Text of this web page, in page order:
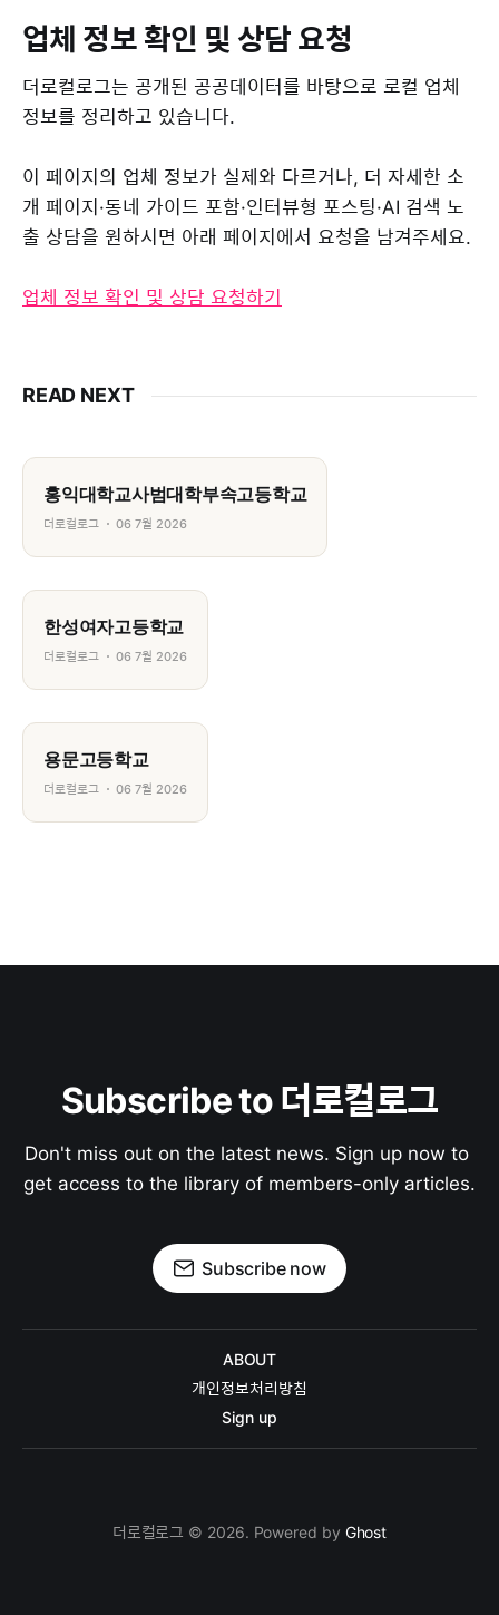
업체 정보 확인 및 상담 요청
더로컬로그는 공개된 공공데이터를 바탕으로 로컬 업체
정보를 정리하고 있습니다.
이 페이지의 업체 정보가 실제와 다르거나, 더 자세한 소
개 페이지·동네 가이드 포함·인터뷰형 포스팅·AI 검색 노
출 상담을 원하시면 아래 페이지에서 요청을 남겨주세요.
업체 정보 확인 및 상담 요청하기
READ NEXT
홍익대학교사범대학부속고등학교
더로컬로그 06 7월 2026
한성여자고등학교
더로컬로그 06 7월 2026
용문고등학교
더로컬로그 06 7월 2026
Subscribe to 더로컬로그
Don't miss out on the latest news. Sign up now to
get access to the library of members-only articles.
Subscribe now
ABOUT
개인정보처리방침
Sign up
더로컬로그 © 2026. Powered by Ghost